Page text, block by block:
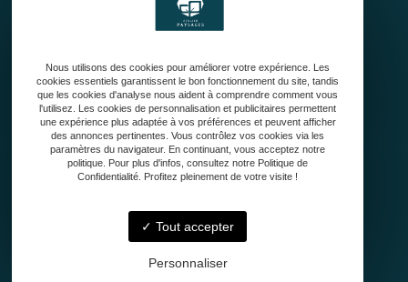
Qui sommes-nous ?
Conception
Entretien de jardin
Contact
33127 Saint-Jean-d'Illac
Nous utilisons des cookies pour améliorer votre expérience. Les
cookies essentiels garantissent le bon fonctionnement du site, tandis
que les cookies d'analyse nous aident à comprendre comment vous
l'utilisez. Les cookies de personnalisation et publicitaires permettent
une expérience plus adaptée à vos préférences et peuvent afficher
des annonces pertinentes. Vous contrôlez vos cookies via les
paramètres du navigateur. En continuant, vous acceptez notre
politique. Pour plus d'infos, consultez notre Politique de
Confidentialité. Profitez pleinement de votre visite !
Tout accepter
Personnaliser